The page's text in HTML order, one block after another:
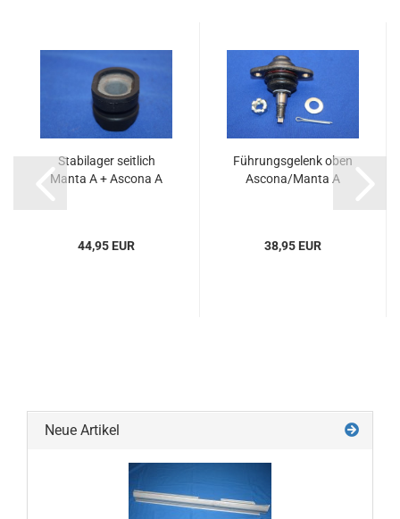
Stabilager seitlich
Manta A + Ascona A
44,95 EUR
Führungsgelenk oben
Ascona/Manta A
38,95 EUR
Neue Artikel